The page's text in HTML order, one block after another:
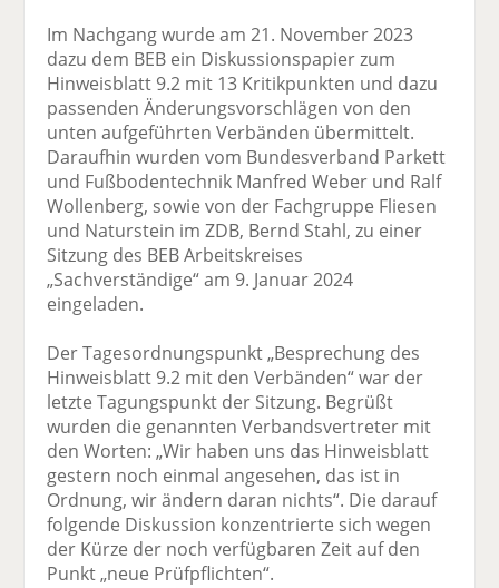
Im Nachgang wurde am 21. November 2023
dazu dem BEB ein Diskussionspapier zum
Hinweisblatt 9.2 mit 13 Kritikpunkten und dazu
passenden Änderungsvorschlägen von den
unten aufgeführten Verbänden übermittelt.
Daraufhin wurden vom Bundesverband Parkett
und Fußbodentechnik Manfred Weber und Ralf
Wollenberg, sowie von der Fachgruppe Fliesen
und Naturstein im ZDB, Bernd Stahl, zu einer
Sitzung des BEB Arbeitskreises
„Sachverständige“ am 9. Januar 2024
eingeladen.
Der Tagesordnungspunkt „Besprechung des
Hinweisblatt 9.2 mit den Verbänden“ war der
letzte Tagungspunkt der Sitzung. Begrüßt
wurden die genannten Verbandsvertreter mit
den Worten: „Wir haben uns das Hinweisblatt
gestern noch einmal angesehen, das ist in
Ordnung, wir ändern daran nichts“. Die darauf
folgende Diskussion konzentrierte sich wegen
der Kürze der noch verfügbaren Zeit auf den
Punkt „neue Prüfpflichten“.